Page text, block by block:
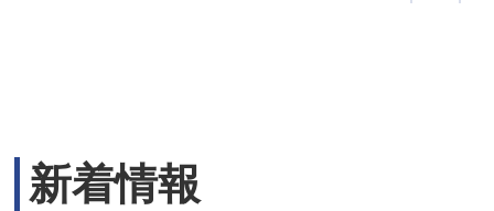
新着情報